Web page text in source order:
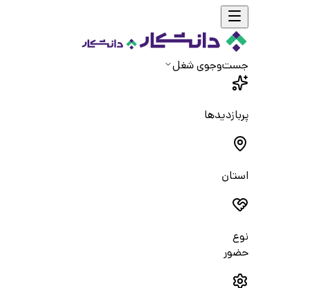
جست‌و‌جوی شغل
پربازدیدها
استان
نوع
حضور